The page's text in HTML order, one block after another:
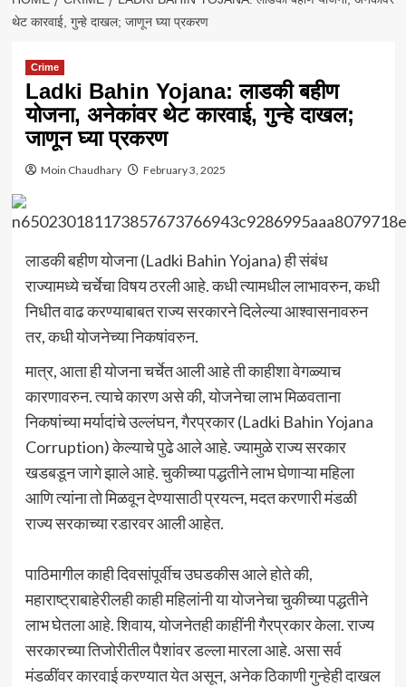
थेट कारवाई, गुन्हे दाखल; जाणून घ्या प्रकरण
Crime
Ladki Bahin Yojana: लाडकी बहीण
योजना, अनेकांवर थेट कारवाई, गुन्हे दाखल;
जाणून घ्या प्रकरण
Moin Chaudhary February 3, 2025
लाडकी बहीण योजना (Ladki Bahin Yojana) ही संबंध
राज्यामध्ये चर्चेचा विषय ठरली आहे. कधी त्यामधील लाभावरुन, कधी
निधीत वाढ करण्याबाबत राज्य सरकारने दिलेल्या आश्वासनावरुन
तर, कधी योजनेच्या निकषांवरुन.
मात्र, आता ही योजना चर्चेत आली आहे ती काहीशा वेगळ्याच
कारणावरुन. त्याचे कारण असे की, योजनेचा लाभ मिळवताना
निकषांच्या मर्यादांचे उल्लंघन, गैरप्रकार (Ladki Bahin Yojana
Corruption) केल्याचे पुढे आले आहे. ज्यामुळे राज्य सरकार
खडबडून जागे झाले आहे. चुकीच्या पद्धतीने लाभ घेणाऱ्या महिला
आणि त्यांना तो मिळवून देण्यासाठी प्रयत्न, मदत करणारी मंडळी
राज्य सरकाच्या रडारवर आली आहेत.
पाठिमागील काही दिवसांपूर्वीच उघडकीस आले होते की,
महाराष्ट्राबाहेरीलही काही महिलांनी या योजनेचा चुकीच्या पद्धतीने
लाभ घेतला आहे. शिवाय, योजनेतही काहींनी गैरप्रकार केला. राज्य
सरकारच्या तिजोरीतील पैशांवर डल्ला मारला आहे. असा सर्व
मंडळींवर कारवाई करण्यात येत असून, अनेक ठिकाणी गुन्हेही दाखल